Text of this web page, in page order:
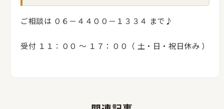
ご相談は ０６－４４００－１３３４ まで♪
受付 １１：００ 〜 １７：００（ 土・日・祝日休み ）